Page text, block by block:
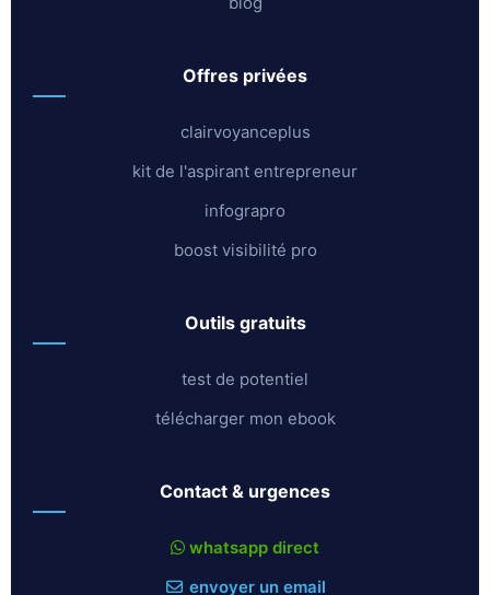
offres privées
clairvoyanceplus
kit de l'aspirant entrepreneur
infograpro
boost visibilité pro
outils gratuits
test de potentiel
télécharger mon ebook
contact & urgences
whatsapp direct
envoyer un email